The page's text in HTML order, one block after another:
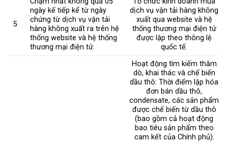
5
ngày kế tiếp kể từ ngày
chứng từ dịch vụ vận tải
hàng không xuất ra trên hệ
thống website và hệ thống
thương mại điện tử.
dịch vụ vận tải hàng không
xuất qua website và hệ
thống thương mại điện tử
được lập theo thông lệ
quốc tế.
Hoạt động tìm kiếm thăm
dò, khai thác và chế biến
dầu thô: Thời điểm lập hóa
đơn bán dầu thô,
condensate, các sản phẩm
được chế biến từ dầu thô
(bao gồm cả hoạt động
bao tiêu sản phẩm theo
cam kết của Chính phủ).